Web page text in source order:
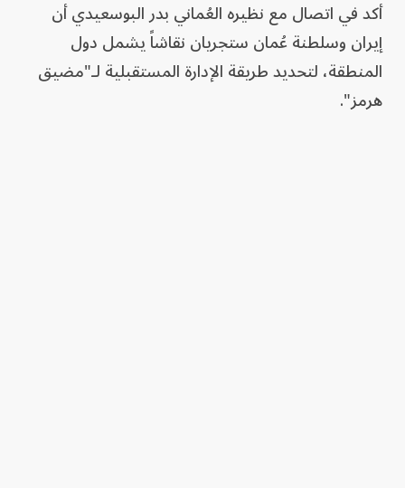
أكد في اتصال مع نظيره العُماني بدر البوسعيدي أن
إيران وسلطنة عُمان ستجريان نقاشاً يشمل دول
المنطقة، لتحديد طريقة الإدارة المستقبلية لـ"مضيق
هرمز".